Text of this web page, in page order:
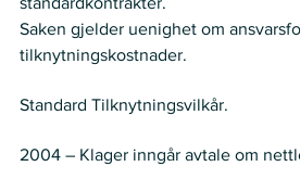
Saken gjelder uenighet om
tilknytningskostnader.
Standard Tilknytningsvilkår.
2004 – Klager inngår avtale om